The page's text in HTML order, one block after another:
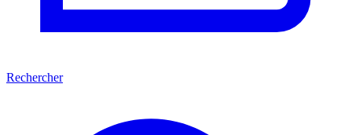
Rechercher